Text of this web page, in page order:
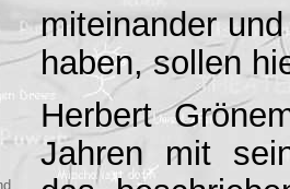
miteinander
haben, sollen
Herbert
Jahren mit